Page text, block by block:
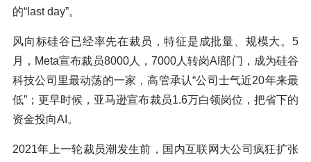
的“last day”。
风向标硅谷已经率先在裁员，特征是成批量、规模大。5
月，Meta宣布裁员8000人，7000人转岗AI部门，成为硅谷
科技公司里最动荡的一家，高管承认“公司士气近20年来最
低”；更早时候，亚马逊宣布裁员1.6万白领岗位，把省下的
资金投向AI。
2021年上一轮裁员潮发生前，国内互联网大公司疯狂扩张